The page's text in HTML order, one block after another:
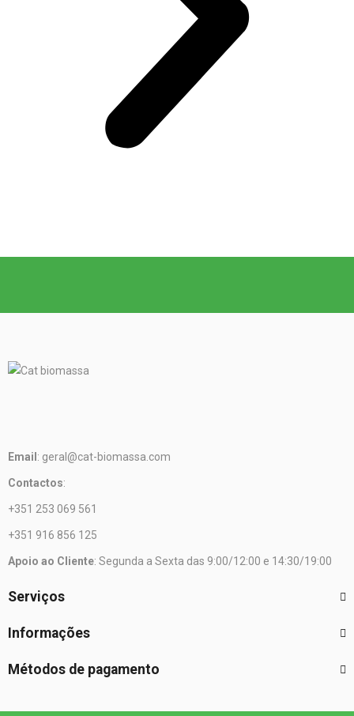
Email : geral@cat-biomassa.com
Contactos:
+351 253 069 561
+351 916 856 125
Apoio ao Cliente: Segunda a Sexta das 9:00/12:00 e 14:30/19:00
Serviços
Informações
Métodos de pagamento